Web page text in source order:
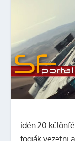
idén 20
fogják vezetni